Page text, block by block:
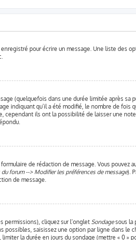
enregistré pour écrire un message. Une liste des
(quelquefois dans une durée limitée après sa
indiquant qu’il a été modifié, le nombre de fois
cependant ils ont la possibilité de laisser une
de rédaction de message. Vous pouvez
du forum --> Modifier les préférences de message).
de message.
permissions), cliquez sur l’onglet Sondagesous la
possibles, saisissez une option par ligne dans le
la durée en jours du sondage (mettre « 0 »